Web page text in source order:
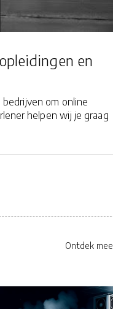
en
om online
helpen wij je graag
Ontdek